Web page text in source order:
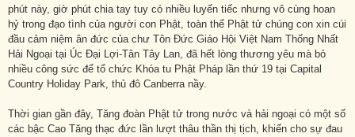
phút này, giờ phút chia tay tuy có nhiều luyến tiếc nhưng vô cùng hoan
hỷ trong đạo tình của người con Phật, toàn thể Phật tử chúng con xin cúi
đầu cảm niệm ân đức của chư Tôn Đức Giáo Hội Việt Nam Thống Nhất
Hải Ngoại tại Úc Đại Lợi-Tân Tây Lan, đã hết lòng thương yêu mà bỏ
nhiều công sức để tổ chức Khóa tu Phật Pháp lần thứ 19 tại Capital
Country Holiday Park, thủ đô Canberra nầy.
Thời gian gần đây, Tăng đoàn Phật tử trong nước và hải ngoại có một số
các bậc Cao Tăng thạc đức lần lượt thâu thần thị tịch, khiến cho sự đau